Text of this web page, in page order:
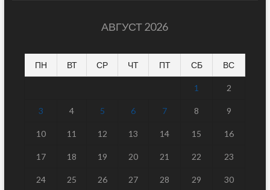
АВГУСТ 2026
ПН ВТ СР ЧТ ПТ СБ ВС
1 2
3 4 5 6 7 8 9
10 11 12 13 14 15 16
17 18 19 20 21 22 23
24 25 26 27 28 29 30